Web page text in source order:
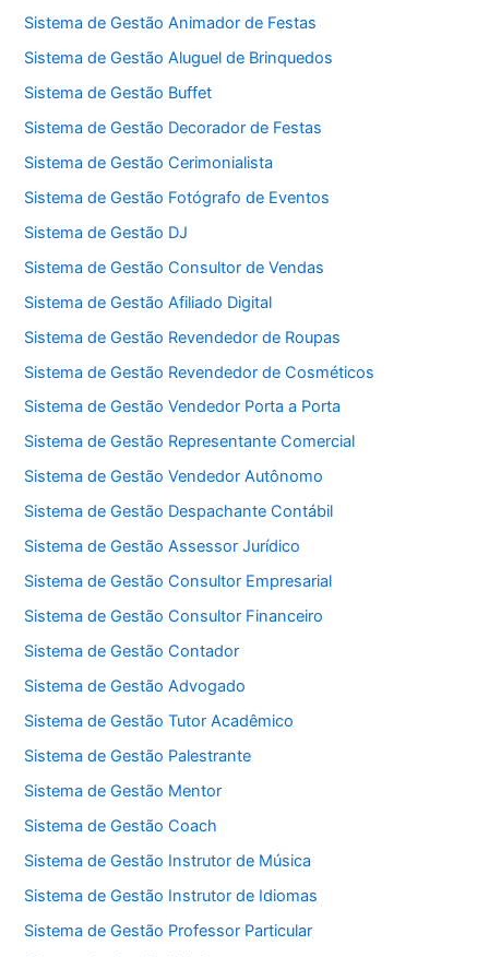
Sistema de Gestão Animador de Festas
Sistema de Gestão Aluguel de Brinquedos
Sistema de Gestão Buffet
Sistema de Gestão Decorador de Festas
Sistema de Gestão Cerimonialista
Sistema de Gestão Fotógrafo de Eventos
Sistema de Gestão DJ
Sistema de Gestão Consultor de Vendas
Sistema de Gestão Afiliado Digital
Sistema de Gestão Revendedor de Roupas
Sistema de Gestão Revendedor de Cosméticos
Sistema de Gestão Vendedor Porta a Porta
Sistema de Gestão Representante Comercial
Sistema de Gestão Vendedor Autônomo
Sistema de Gestão Despachante Contábil
Sistema de Gestão Assessor Jurídico
Sistema de Gestão Consultor Empresarial
Sistema de Gestão Consultor Financeiro
Sistema de Gestão Contador
Sistema de Gestão Advogado
Sistema de Gestão Tutor Acadêmico
Sistema de Gestão Palestrante
Sistema de Gestão Mentor
Sistema de Gestão Coach
Sistema de Gestão Instrutor de Música
Sistema de Gestão Instrutor de Idiomas
Sistema de Gestão Professor Particular